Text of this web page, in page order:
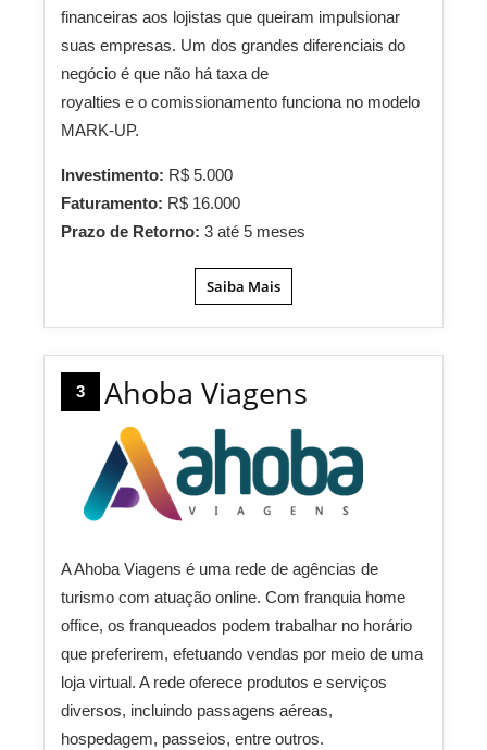
financeiras aos lojistas que queiram impulsionar
suas empresas. Um dos grandes diferenciais do
negócio é que não há taxa de
royalties e o comissionamento funciona no modelo
MARK-UP.
Investimento: R$ 5.000
Faturamento: R$ 16.000
Prazo de Retorno: 3 até 5 meses
Saiba Mais
3 Ahoba Viagens
A Ahoba Viagens é uma rede de agências de
turismo com atuação online. Com franquia home
office, os franqueados podem trabalhar no horário
que preferirem, efetuando vendas por meio de uma
loja virtual. A rede oferece produtos e serviços
diversos, incluindo passagens aéreas,
hospedagem, passeios, entre outros.